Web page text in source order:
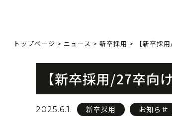
トップページ > ニュース > 新卒採用 > 【新卒採
【新卒採用/27卒向
2025.6.1. 新卒採用 お知らせ